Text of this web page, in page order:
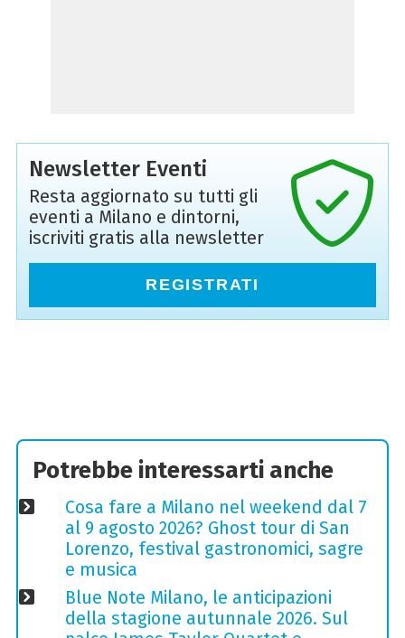
Newsletter Eventi
Resta aggiornato su tutti gli
eventi a Milano e dintorni,
iscriviti gratis alla newsletter
REGISTRATI
Potrebbe interessarti anche
Cosa fare a Milano nel weekend dal 7
al 9 agosto 2026? Ghost tour di San
Lorenzo, festival gastronomici, sagre
e musica
Blue Note Milano, le anticipazioni
della stagione autunnale 2026. Sul